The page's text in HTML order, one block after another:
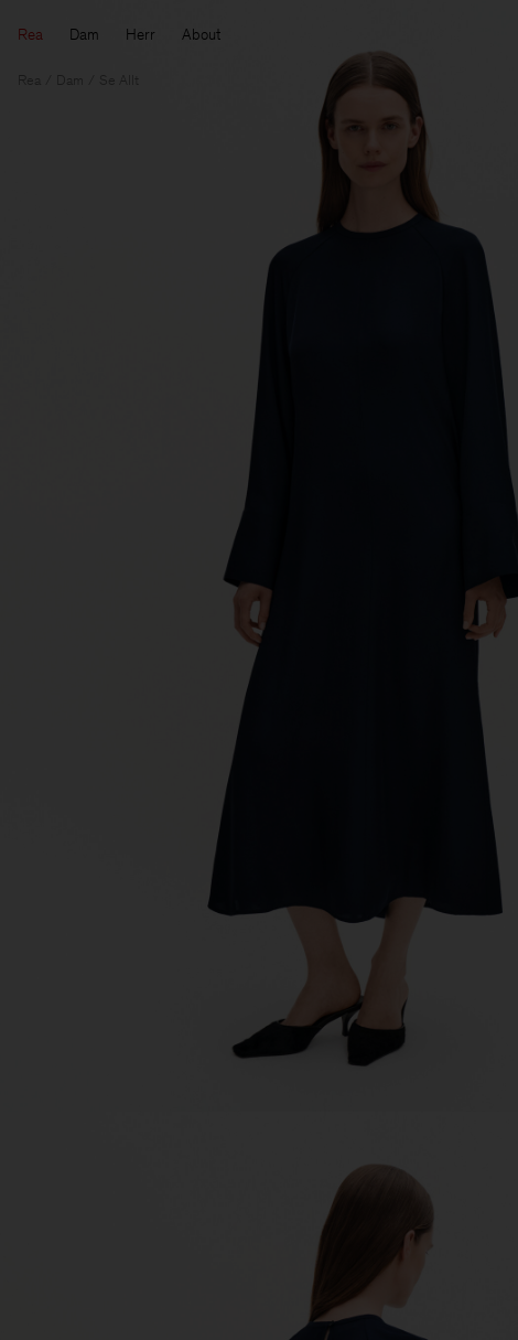
Rea Dam Herr About
Rea Dam Se Allt